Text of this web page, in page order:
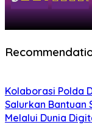
Kolaborasi Polda
Salurkan Bantuan
Melalui Dunia